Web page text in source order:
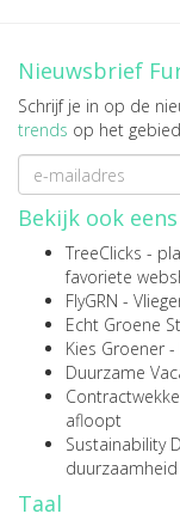
Nieuwsbrief
Schrijf je in op de
trends op het
Bekijk ook eens
TreeClicks -
favoriete
FlyGRN -
Echt Groene
Kies Groener -
Duurzame
afloopt
Sustainability
duurzaamheid
Taal